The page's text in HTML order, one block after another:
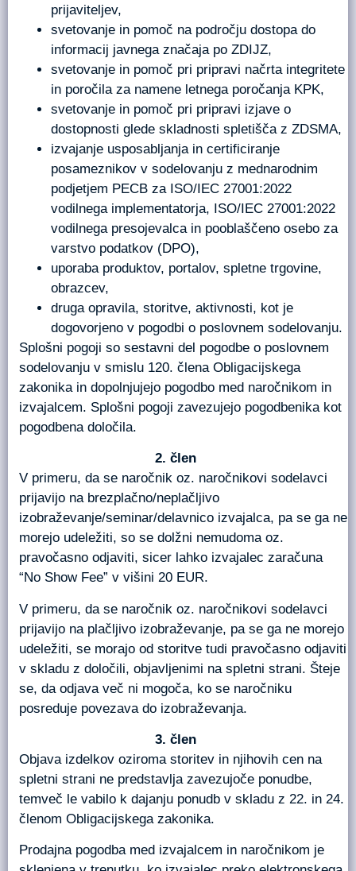
prijaviteljev,
svetovanje in pomoč na področju dostopa do
informacij javnega značaja po ZDIJZ,
svetovanje in pomoč pri pripravi načrta integritete
in poročila za namene letnega poročanja KPK,
svetovanje in pomoč pri pripravi izjave o
dostopnosti glede skladnosti spletišča z ZDSMA,
izvajanje usposabljanja in certificiranje
posameznikov v sodelovanju z mednarodnim
podjetjem PECB za ISO/IEC 27001:2022
vodilnega implementatorja, ISO/IEC 27001:2022
vodilnega presojevalca in pooblaščeno osebo za
varstvo podatkov (DPO),
uporaba produktov, portalov, spletne trgovine,
obrazcev,
druga opravila, storitve, aktivnosti, kot je
dogovorjeno v pogodbi o poslovnem sodelovanju.
Splošni pogoji so sestavni del pogodbe o poslovnem
sodelovanju v smislu 120. člena Obligacijskega
zakonika in dopolnjujejo pogodbo med naročnikom in
izvajalcem. Splošni pogoji zavezujejo pogodbenika kot
pogodbena določila.
člen
V primeru, da se naročnik oz. naročnikovi sodelavci
prijavijo na brezplačno/neplačljivo
izobraževanje/seminar/delavnico izvajalca, pa se ga ne
morejo udeležiti, so se dolžni nemudoma oz.
pravočasno odjaviti, sicer lahko izvajalec zaračuna
“No Show Fee” v višini 20 EUR.
V primeru, da se naročnik oz. naročnikovi sodelavci
prijavijo na plačljivo izobraževanje, pa se ga ne morejo
udeležiti, se morajo od storitve tudi pravočasno odjaviti
v skladu z določili, objavljenimi na spletni strani. Šteje
se, da odjava več ni mogoča, ko se naročniku
posreduje povezava do izobraževanja.
člen
Objava izdelkov oziroma storitev in njihovih cen na
spletni strani ne predstavlja zavezujoče ponudbe,
temveč le vabilo k dajanju ponudb v skladu z 22. in 24.
členom Obligacijskega zakonika.
Prodajna pogodba med izvajalcem in naročnikom je